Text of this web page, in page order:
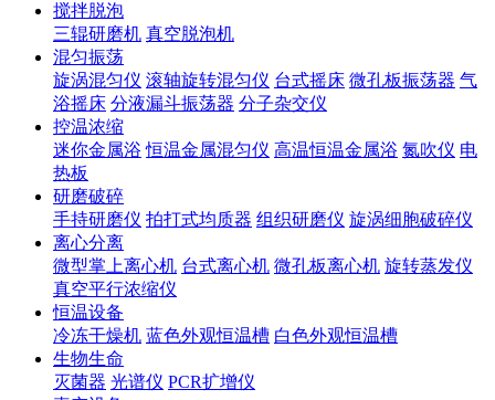
搅拌脱泡
三辊研磨机 真空脱泡机
混匀振荡
旋涡混匀仪 滚轴旋转混匀仪 台式摇床 微孔板振荡器 气
浴摇床 分液漏斗振荡器 分子杂交仪
控温浓缩
迷你金属浴 恒温金属混匀仪 高温恒温金属浴 氮吹仪 电
热板
研磨破碎
手持研磨仪 拍打式均质器 组织研磨仪 旋涡细胞破碎仪
离心分离
微型掌上离心机 台式离心机 微孔板离心机 旋转蒸发仪
真空平行浓缩仪
恒温设备
冷冻干燥机 蓝色外观恒温槽 白色外观恒温槽
生物生命
灭菌器 光谱仪 PCR扩增仪